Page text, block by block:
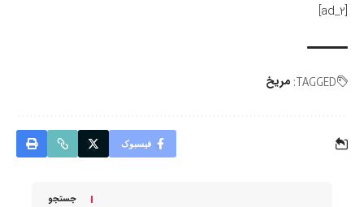
[ad_2]
TAGGED: مریخ
فیسبوک
جستجو